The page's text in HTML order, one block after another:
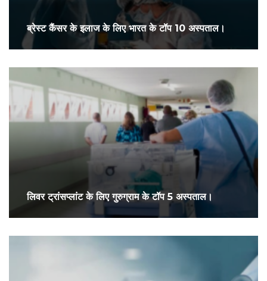
ब्रेस्ट कैंसर के इलाज के लिए भारत के टॉप 10 अस्पताल।
लिवर ट्रांसप्लांट के लिए गुरुग्राम के टॉप 5 अस्पताल।